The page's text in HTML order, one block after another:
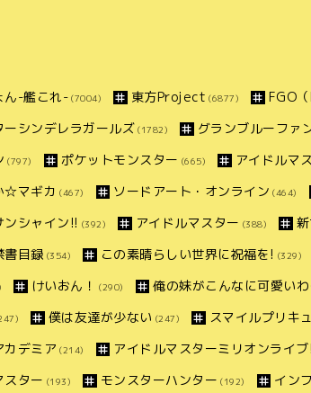
ん-艦これ- (7004) 東方Project (6877) FGO
ーシンデレラガールズ (1782) グランブルーファ
(797) ポケットモンスター (665) アイドルマ
☆マギカ (467) ソードアート・オンライン (464)
ンシャイン!! (392) アイドルマスター (388)
書目録 (354) この素晴らしい世界に祝福を! (329)
けいおん！ (290) 俺の妹がこんなに可愛い
僕は友達が少ない (247) スマイルプリキ
カデミア (214) アイドルマスターミリオンライブ!
スター (193) モンスターハンター (192) イン